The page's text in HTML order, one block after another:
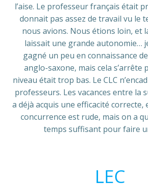
l’aise. Le professeur français était
donnait pas assez de travail vu le
nous avions. Nous étions loin, et
laissait une grande autonomie…
gagné un peu en connaissance
anglo-saxone, mais cela s’arrête
niveau était trop bas. Le CLC
professeurs. Les vacances entre la
a déjà acquis une efficacité correcte,
concurrence est rude, mais on a
temps suffisant pour faire
LEC